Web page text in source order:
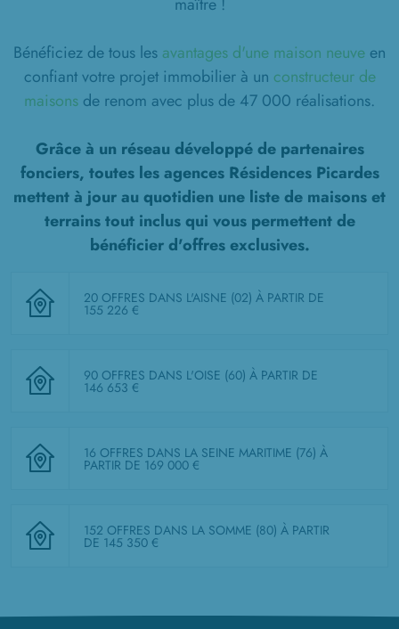
maître !
Bénéficiez de tous les avantages d'une maison neuve en
confiant votre projet immobilier à un constructeur de
maisons de renom avec plus de 47 000 réalisations.
Grâce à un réseau développé de partenaires
fonciers, toutes les agences Résidences Picardes
mettent à jour au quotidien une liste de maisons et
terrains tout inclusqui vous permettent de
bénéficier d'offres exclusives.
20 OFFRES DANS L'AISNE (02) À PARTIR DE
155 226 €
90 OFFRES DANS L'OISE (60) À PARTIR DE
146 653 €
16 OFFRES DANS LA SEINE MARITIME (76) À
PARTIR DE 169 000 €
152 OFFRES DANS LA SOMME (80) À PARTIR
DE 145 350 €